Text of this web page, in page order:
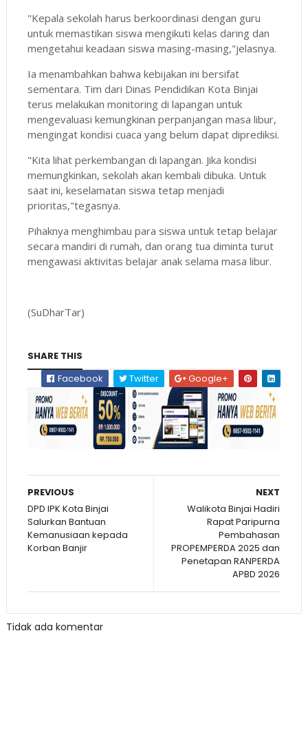
"Kepala sekolah harus berkoordinasi dengan guru
untuk memastikan siswa mengikuti kelas daring dan
mengetahui keadaan siswa masing-masing,"jelasnya.
Ia menambahkan bahwa kebijakan ini bersifat
sementara. Tim dari Dinas Pendidikan Kota Binjai
terus melakukan monitoring di lapangan untuk
mengevaluasi kemungkinan perpanjangan masa libur,
mengingat kondisi cuaca yang belum dapat diprediksi.
"Kita lihat perkembangan di lapangan. Jika kondisi
memungkinkan, sekolah akan kembali dibuka. Untuk
saat ini, keselamatan siswa tetap menjadi
prioritas,"tegasnya.
Pihaknya menghimbau para siswa untuk tetap belajar
secara mandiri di rumah, dan orang tua diminta turut
mengawasi aktivitas belajar anak selama masa libur.
(SuDharTar)
SHARE THIS
Facebook
Twitter Google+
NEXT
Walikota Binjai Hadiri
Rapat Paripurna
Pembahasan
PROPEMPERDA 2025 dan
Penetapan RANPERDA
APBD 2026
PREVIOUS
DPD IPK Kota Binjai
Salurkan Bantuan
Kemanusiaan kepada
Korban Banjir
Tidak ada komentar